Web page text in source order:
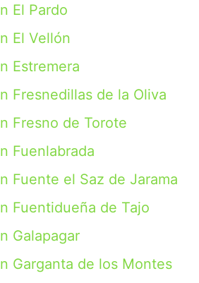
El Pardo
El Vellón
Estremera
Fresnedillas de la Oliva
Fresno de Torote
Fuenlabrada
Fuente el Saz de Jarama
Fuentidueña de Tajo
Galapagar
Garganta de los Montes